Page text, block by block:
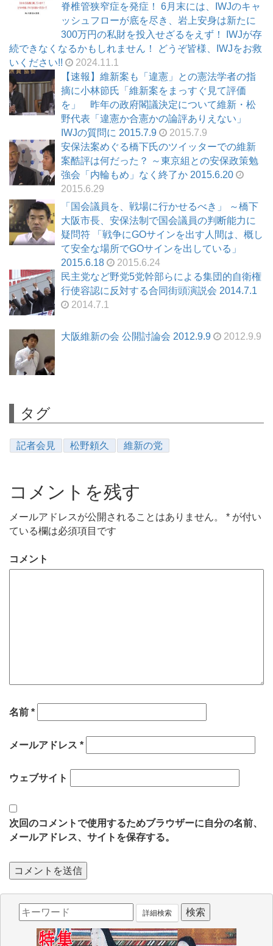
脊椎管狭窄症を発症！ 6月末には、IWJのキャ
ッシュフローが底を尽き、岩上安身は新たに
300万円の私財を投入せざるをえず！ IWJが存
続できなくなるかもしれません！ どうぞ皆様、IWJをお救
いください!!
2024.11.1
【速報】維新案も「違憲」との憲法学者の指
摘に小林節氏「維新案をまっすぐ見て評価
を」 昨年の政府閣議決定について維新・松
野代表「違憲か合憲かの論評ありえない」
IWJの質問に 2015.7.9
2015.7.9
安保法案めぐる橋下氏のツイッターでの維新
案酷評は何だった？ ～東京組との安保政策勉
強会「内輪もめ」なく終了か 2015.6.20
2015.6.29
「国会議員を、戦場に行かせるべき」 ～橋下
大阪市長、安保法制で国会議員の判断能力に
疑問符 「戦争にGOサインを出す人間は、概し
て安全な場所でGOサインを出している」
2015.6.18
2015.6.24
民主党など野党5党幹部らによる集団的自衛権
行使容認に反対する合同街頭演説会 2014.7.1
2014.7.1
大阪維新の会 公開討論会 2012.9.9 2012.9.9
タグ
記者会見 松野頼久 維新の党
コメントを残す
メールアドレスが公開されることはありません。 * が付い
ている欄は必須項目です
コメント
名前 *
メールアドレス *
ウェブサイト
次回のコメントで使用するためブラウザーに自分の名前、
メールアドレス、サイトを保存する。
詳細検索